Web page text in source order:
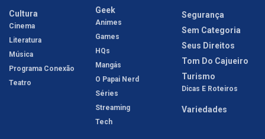
Cultura
Cinema
Literatura
Música
Programa Conexão
Teatro
Geek
Animes
Games
HQs
Mangás
O Papai Nerd
Séries
Streaming
Tech
Segurança
Sem Categoria
Seus Direitos
Tom Do Cajueiro
Turismo
Dicas E Roteiros
Variedades